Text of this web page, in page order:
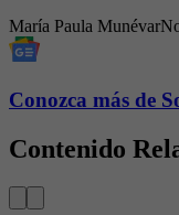
María Paula Munévar
Conozca más de
Contenido